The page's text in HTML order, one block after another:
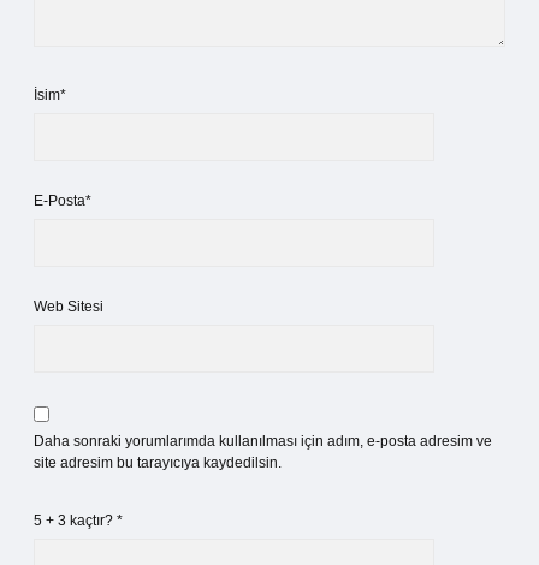
İsim*
E-Posta*
Web Sitesi
Daha sonraki yorumlarımda kullanılması için adım, e-posta adresim ve
site adresim bu tarayıcıya kaydedilsin.
5 + 3 kaçtır? *